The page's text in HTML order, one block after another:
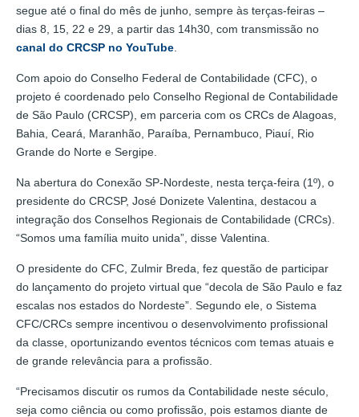
segue até o final do mês de junho, sempre às terças-feiras –
dias 8, 15, 22 e 29, a partir das 14h30, com transmissão no
canal do CRCSP no YouTube
Com apoio do Conselho Federal de Contabilidade (CFC), o
projeto é coordenado pelo Conselho Regional de Contabilidade
de São Paulo (CRCSP), em parceria com os CRCs de Alagoas,
Bahia, Ceará, Maranhão, Paraíba, Pernambuco, Piauí, Rio
Grande do Norte e Sergipe.
Na abertura do Conexão SP-Nordeste, nesta terça-feira (1º), o
presidente do CRCSP, José Donizete Valentina, destacou a
integração dos Conselhos Regionais de Contabilidade (CRCs).
“Somos uma família muito unida”, disse Valentina.
O presidente do CFC, Zulmir Breda, fez questão de participar
do lançamento do projeto virtual que “decola de São Paulo e faz
escalas nos estados do Nordeste”. Segundo ele, o Sistema
CFC/CRCs sempre incentivou o desenvolvimento profissional
da classe, oportunizando eventos técnicos com temas atuais e
de grande relevância para a profissão.
“Precisamos discutir os rumos da Contabilidade neste século,
seja como ciência ou como profissão, pois estamos diante de